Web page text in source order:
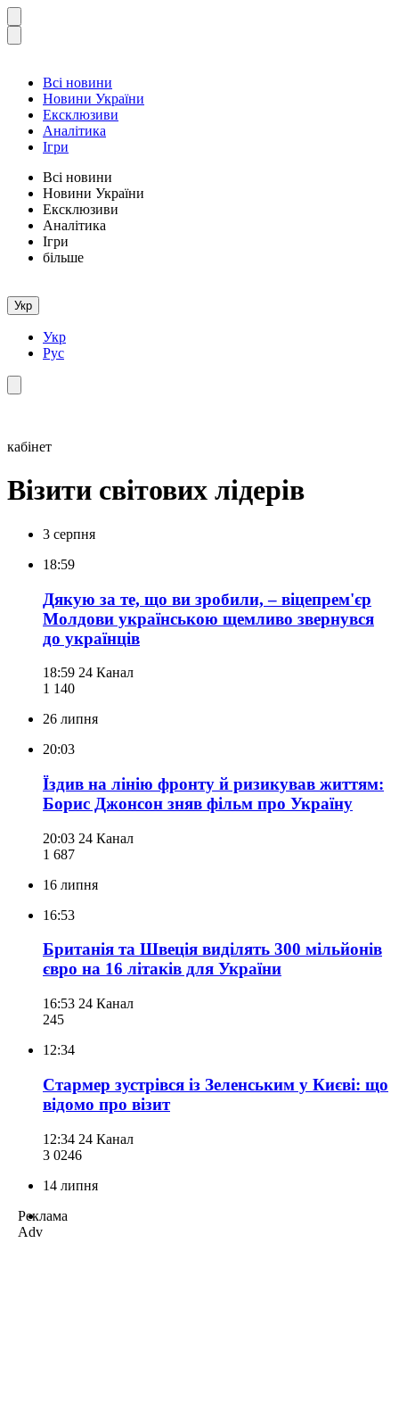
Всі новини
Новини України
Ексклюзиви
Аналітика
Ігри
Всі новини
Новини України
Ексклюзиви
Аналітика
Ігри
більше
Укр
Укр
Рус
кабінет
Візити світових лідерів
3 серпня
18:59
Дякую за те, що ви зробили, – віцепрем'єр
Молдови українською щемливо звернувся
до українців
18:59 24 Канал
1 140
26 липня
20:03
Їздив на лінію фронту й ризикував життям:
Борис Джонсон зняв фільм про Україну
20:03 24 Канал
1 687
16 липня
16:53
Британія та Швеція виділять 300 мільйонів
євро на 16 літаків для України
16:53 24 Канал
245
12:34
Стармер зустрівся із Зеленським у Києві: що
відомо про візит
12:34 24 Канал
3 0246
14 липня
Реклама
Adv